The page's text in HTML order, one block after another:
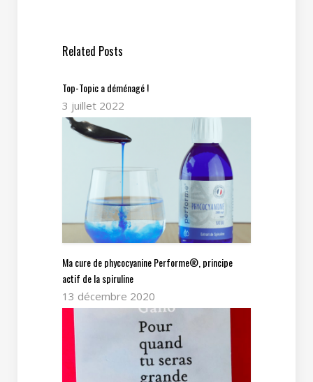
Related Posts
Top-Topic a déménagé !
3 juillet 2022
Ma cure de phycocyanine Performe®, principe
actif de la spiruline
13 décembre 2020